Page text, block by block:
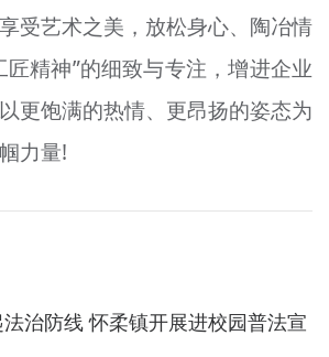
受艺术之美，放松身心、陶冶情
匠精神”的细致与专注，增进企业
更饱满的热情、更昂扬的姿态为
力量!
法治防线 怀柔镇开展进校园普法宣